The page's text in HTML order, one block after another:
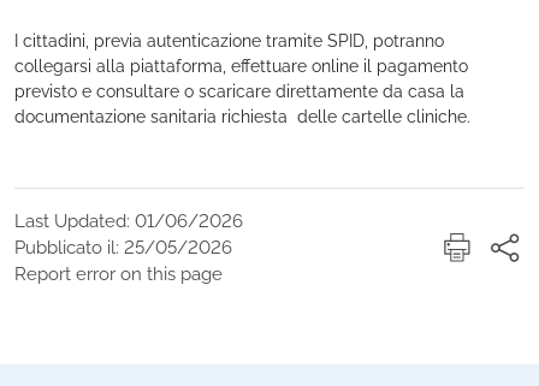
I cittadini, previa autenticazione tramite SPID, potranno
collegarsi alla piattaforma, effettuare online il pagamento
previsto e consultare o scaricare direttamente da casa la
documentazione sanitaria richiesta delle cartelle cliniche.
Last Updated: 01/06/2026
Pubblicato il: 25/05/2026
Report error on this page